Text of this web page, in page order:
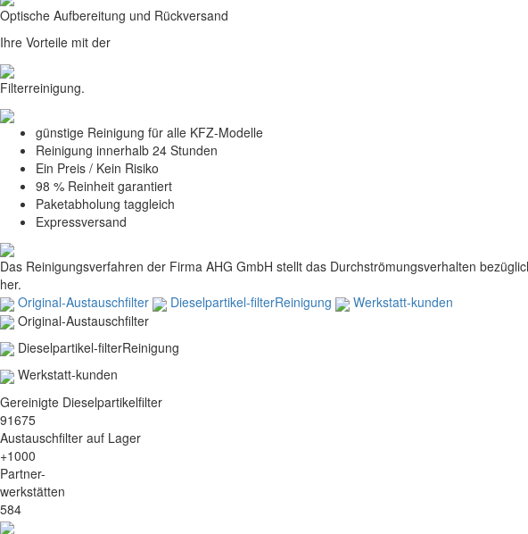
Optische Aufbereitung und Rückversand
Ihre Vorteile mit der
Filterreinigung.
günstige Reinigung für alle KFZ-Modelle
Reinigung innerhalb 24 Stunden
Ein Preis / Kein Risiko
98 % Reinheit garantiert
Paketabholung taggleich
Expressversand
Das Reinigungsverfahren der Firma AHG GmbH stellt das Durchströmungsverhalten
her.
Original-Austauschfilter
Dieselpartikel-filterReinigung
Werkstatt-kunden
Original-Austauschfilter
Dieselpartikel-filterReinigung
Werkstatt-kunden
Gereinigte Dieselpartikelfilter
91675
Austauschfilter auf Lager
+1000
Partner-
werkstätten
584